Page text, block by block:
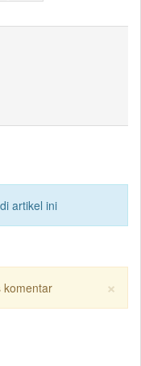
artikel ini
×
komentar